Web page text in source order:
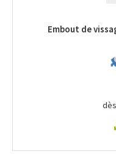
Embout de
dès